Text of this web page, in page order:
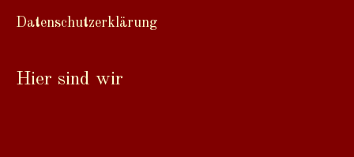
Datenschutzerklärung
Hier sind wir